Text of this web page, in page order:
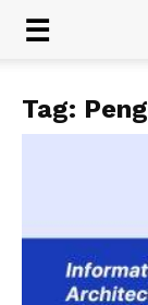
Tag: